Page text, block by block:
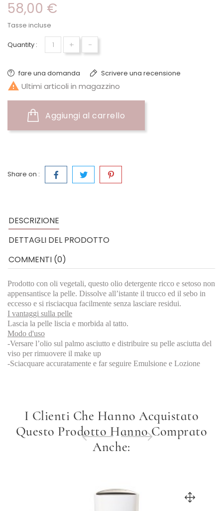
58,00 €
Tasse incluse
Quantity : + -
fare una domanda Scrivere una recensione
 Ultimi articoli in magazzino
Aggiungi al carrello
Share on :
DESCRIZIONE
DETTAGLI DEL PRODOTTO
COMMENTI (0)
Prodotto con oli vegetali, questo olio detergente ricco e setoso non
appensantisce la pelle. Dissolve all’istante il trucco ed il sebo in
eccesso e si risciacqua facilmente senza lasciare residui.
I vantaggi sulla pelle
Lascia la pelle liscia e morbida al tatto.
Modo d'uso
-Versare l’olio sul palmo asciutto e distribuire su pelle asciutta del
viso per rimuovere il make up
-Sciacquare accuratamente e far seguire Emulsione e Lozione
I Clienti Che Hanno Acquistato
Questo Prodotto Hanno Comprato
Anche: